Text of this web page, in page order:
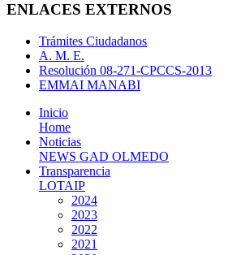
ENLACES EXTERNOS
Trámites Ciudadanos
A. M. E.
Resolución 08-271-CPCCS-2013
EMMAI MANABI
Inicio
Home
Noticias
NEWS GAD OLMEDO
Transparencia
LOTAIP
2024
2023
2022
2021